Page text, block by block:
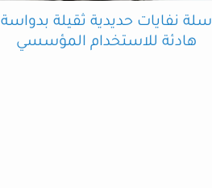
سلة نفايات حديدية ثقيلة بدواسة
هادئة للاستخدام المؤسسي